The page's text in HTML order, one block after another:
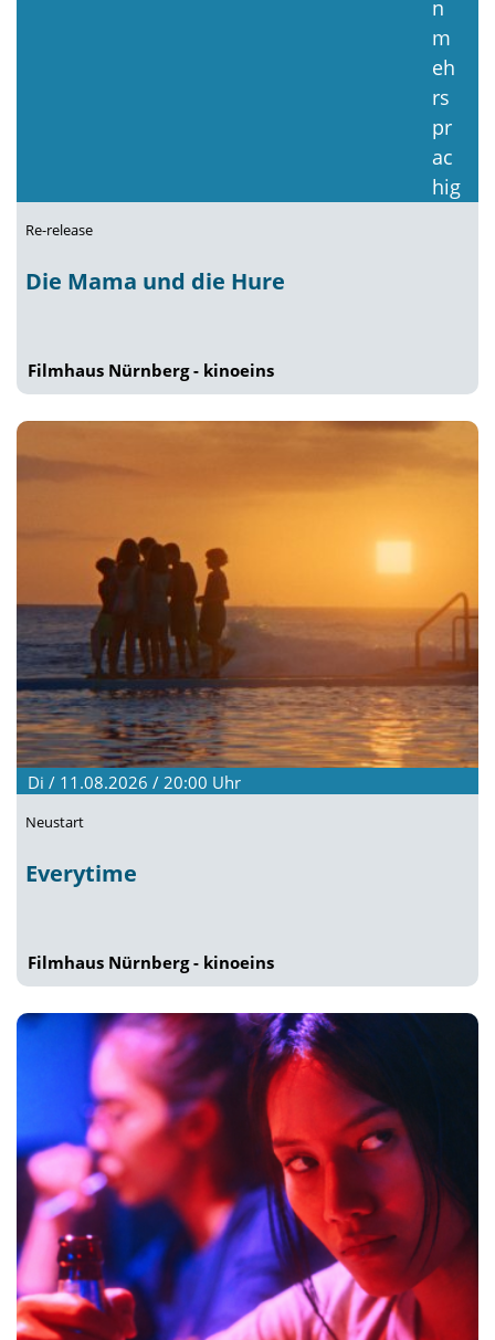
Re-release
Die Mama und die Hure
Filmhaus Nürnberg - kinoeins
Di / 11.08.2026 / 20:00 Uhr
Neustart
Everytime
Filmhaus Nürnberg - kinoeins